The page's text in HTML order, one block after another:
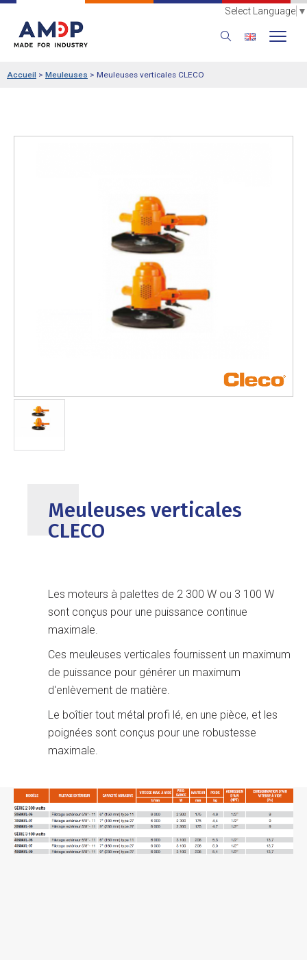
Select Language ▼
Accueil > Meuleuses > Meuleuses verticales CLECO
Meuleuses verticales
CLECO
Les moteurs à palettes de 2 300 W ou 3 100 W
sont conçus pour une puissance continue
maximale.
Ces meuleuses verticales fournissent un maximum
de puissance pour générer un maximum
d'enlèvement de matière.
Le boîtier tout métal profi lé, en une pièce, et les
poignées sont conçus pour une robustesse
maximale.